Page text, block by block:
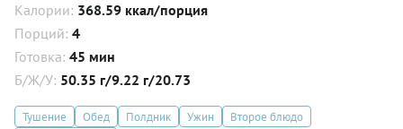
Калории: 368.59 ккал/порция
Порций: 4
Готовка: 45 мин
Б/Ж/У: 50.35 г/9.22 г/20.73
Тушение Обед Полдник Ужин
Второе блюдо